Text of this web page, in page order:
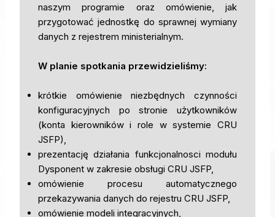
naszym programie oraz omówienie, jak
przygotować jednostkę do sprawnej wymiany
danych z rejestrem ministerialnym.
W planie spotkania przewidzieliśmy:
krótkie omówienie niezbędnych czynności
konfiguracyjnych po stronie użytkowników
(konta kierowników i role w systemie CRU
JSFP),
prezentację działania funkcjonalnosci modułu
Dysponent w zakresie obsługi CRU JSFP,
omówienie procesu automatycznego
przekazywania danych do rejestru CRU JSFP,
omówienie modeli integracyjnych,